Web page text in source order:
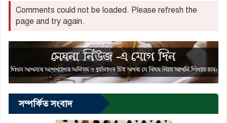
Comments could not be loaded. Please refresh the
page and try again.
সম্পর্কিত সংবাদ